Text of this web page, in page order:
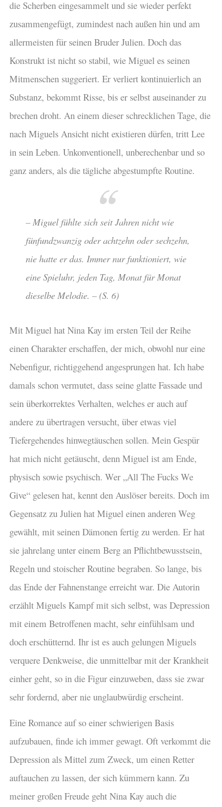
die Scherben eingesammelt und sie wieder perfekt
zusammengefügt, zumindest nach außen hin und am
allermeisten für seinen Bruder Julien. Doch das
Konstrukt ist nicht so stabil, wie Miguel es seinen
Mitmenschen suggeriert. Er verliert kontinuierlich an
Substanz, bekommt Risse, bis er selbst auseinander zu
brechen droht. An einem dieser schrecklichen Tage, die
nach Miguels Ansicht nicht existieren dürfen, tritt Lee
in sein Leben. Unkonventionell, unberechenbar und so
ganz anders, als die tägliche abgestumpfte Routine.
– Miguel fühlte sich seit Jahren nicht wie
fünfundzwanzig oder achtzehn oder sechzehn,
nie hatte er das. Immer nur funktioniert, wie
eine Spieluhr, jeden Tag, Monat für Monat
dieselbe Melodie. – (S. 6)
Mit Miguel hat Nina Kay im ersten Teil der Reihe
einen Charakter erschaffen, der mich, obwohl nur eine
Nebenfigur, richtiggehend angesprungen hat. Ich habe
damals schon vermutet, dass seine glatte Fassade und
sein überkorrektes Verhalten, welches er auch auf
andere zu übertragen versucht, über etwas viel
Tiefergehendes hinwegtäuschen sollen. Mein Gespür
hat mich nicht getäuscht, denn Miguel ist am Ende,
physisch sowie psychisch. Wer „All The Fucks We
Give“ gelesen hat, kennt den Auslöser bereits. Doch im
Gegensatz zu Julien hat Miguel einen anderen Weg
gewählt, mit seinen Dämonen fertig zu werden. Er hat
sie jahrelang unter einem Berg an Pflichtbewusstsein,
Regeln und stoischer Routine begraben. So lange, bis
das Ende der Fahnenstange erreicht war. Die Autorin
erzählt Miguels Kampf mit sich selbst, was Depression
mit einem Betroffenen macht, sehr einfühlsam und
doch erschütternd. Ihr ist es auch gelungen Miguels
verquere Denkweise, die unmittelbar mit der Krankheit
einher geht, so in die Figur einzuweben, dass sie zwar
sehr fordernd, aber nie unglaubwürdig erscheint.
Eine Romance auf so einer schwierigen Basis
aufzubauen, finde ich immer gewagt. Oft verkommt die
Depression als Mittel zum Zweck, um einen Retter
auftauchen zu lassen, der sich kümmern kann. Zu
meiner großen Freude geht Nina Kay auch die